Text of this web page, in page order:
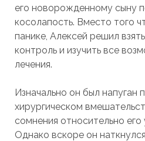
его новорожденному сыну
косолапость. Вместо того
панике, Алексей решил
контроль и изучить все
лечения.
Изначально он был напуган
хирургическом
сомнения относительно
Однако вскоре он